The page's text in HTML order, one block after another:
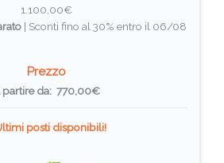
1.100,00€
| Sconti fino al 30% entro il 06/08
Prezzo
partire da: 770,00€
posti disponibili!